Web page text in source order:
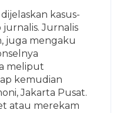
kasus-
jurnalis. Jurnalis
juga mengaku
meliput
kemudian
Jakarta Pusat.
atau merekam